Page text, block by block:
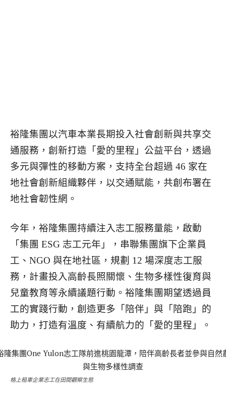
裕隆集團以汽車本業長期投入社會創新與共享交
通服務，創新打造「愛的里程」公益平台，透過
多元與彈性的移動方案，支持全台超過 46 家在
地社會創新組織夥伴，以交通賦能，共創布署在
地社會韌性網。
今年，裕隆集團持續注入志工服務量能，啟動
「集團 ESG 志工元年」，串聯集團旗下企業員
工、NGO 與在地社區，規劃 12 場深度志工服
務，計畫投入高齡長照關懷、生物多樣性復育與
兒童教育等永續議題行動。裕隆集團期望透過員
工的實踐行動，創造更多「陪伴」與「陪跑」的
助力，打造有溫度、有續航力的「愛的里程」。
格上租車企業志工在田間觀察生態